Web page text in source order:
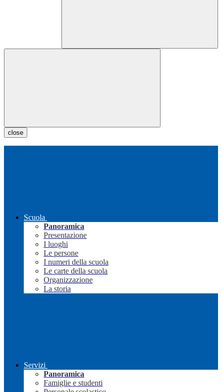
close
Scuola
Panoramica
Presentazione
I luoghi
Le persone
I numeri della scuola
Le carte della scuola
Organizzazione
La storia
Servizi
Panoramica
Famiglie e studenti